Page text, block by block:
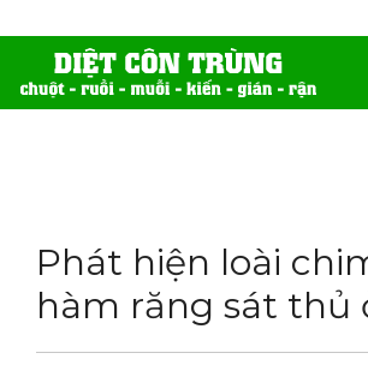
Thuốc diệt kiến Sài Gòn
Thuốc diệt gián Sài Gòn
Dịch vụ tiêu diệt mối tận gốc
Dịch vụ phun thuốc phòng trừ muỗi
THỦ THUẬT
Tin tức động vật
LIÊN HỆ
Phát hiện loài
hàm răng sát thủ